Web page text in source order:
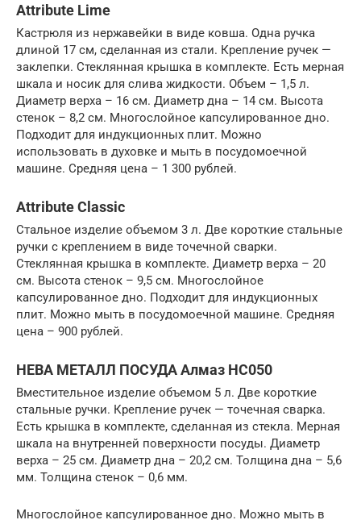
Attribute Lime
Кастрюля из нержавейки в виде ковша. Одна ручка
длиной 17 см, сделанная из стали. Крепление ручек —
заклепки. Стеклянная крышка в комплекте. Есть мерная
шкала и носик для слива жидкости. Объем – 1,5 л.
Диаметр верха – 16 см. Диаметр дна – 14 см. Высота
стенок – 8,2 см. Многослойное капсулированное дно.
Подходит для индукционных плит. Можно
использовать в духовке и мыть в посудомоечной
машине. Средняя цена – 1 300 рублей.
Attribute Classic
Стальное изделие объемом 3 л. Две короткие стальные
ручки с креплением в виде точечной сварки.
Стеклянная крышка в комплекте. Диаметр верха – 20
см. Высота стенок – 9,5 см. Многослойное
капсулированное дно. Подходит для индукционных
плит. Можно мыть в посудомоечной машине. Средняя
цена – 900 рублей.
НЕВА МЕТАЛЛ ПОСУДА Алмаз НС050
Вместительное изделие объемом 5 л. Две короткие
стальные ручки. Крепление ручек — точечная сварка.
Есть крышка в комплекте, сделанная из стекла. Мерная
шкала на внутренней поверхности посуды. Диаметр
верха – 25 см. Диаметр дна – 20,2 см. Толщина дна – 5,6
мм. Толщина стенок – 0,6 мм.
Многослойное капсулированное дно. Можно мыть в